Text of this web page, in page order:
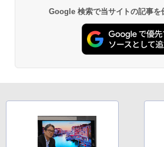
Google 検索で当サイトの記事を